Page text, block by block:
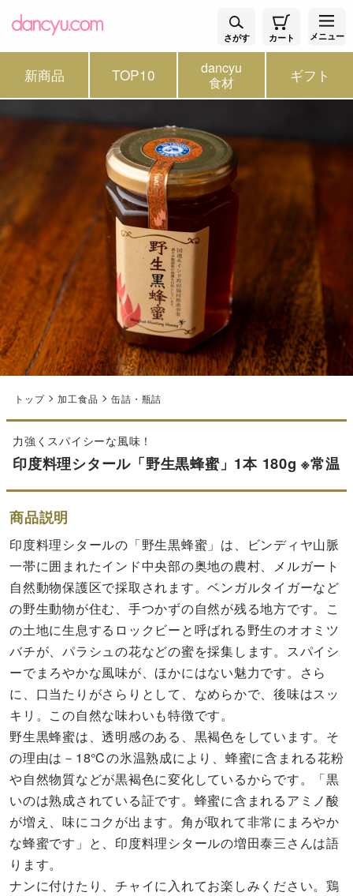
さがす カート メニュー
新商品 TOP10 dancyu
食材 ギフト
トップ 加工食品 缶詰・瓶詰
力強くスパイシーな風味！
印度料理シタール「野生黒蜂蜜」1本 180g ※常温
商品説明
印度料理シタールの「野生黒蜂蜜」は、ビンディヤ山脈
一帯に囲まれたインド中央部の奥地の農村、メルガート
自然動物保護区で採取されます。ベンガルタイガーなど
の野生動物が住む、手つかずの自然が残る地方です。こ
の土地に生息するロックビーと呼ばれる野生のオオミツ
バチが、パラシュの花などの蜜を採集します。スパイシ
ーでまろやかな風味が、ほかにはない魅力です。さら
に、口当たりがさらりとして、なめらかで、後味はスッ
キリ。この自然な味わいも特徴です。
野生黒蜂蜜は、透明感のある、黒褐色をしています。そ
の理由は－18℃の氷温熟成により、蜂蜜に含まれる花粉
や自然物質などが黒褐色に変化しているからです。「黒
いのは熟成されている証です。蜂蜜に含まれるアミノ酸
が増え、味にコクが出ます。角が取れて非常にまろやか
な蜂蜜です」と、印度料理シタールの増田泰三さんは語
ります。
ナンに付けたり、チャイに入れてお楽しみください。鶏